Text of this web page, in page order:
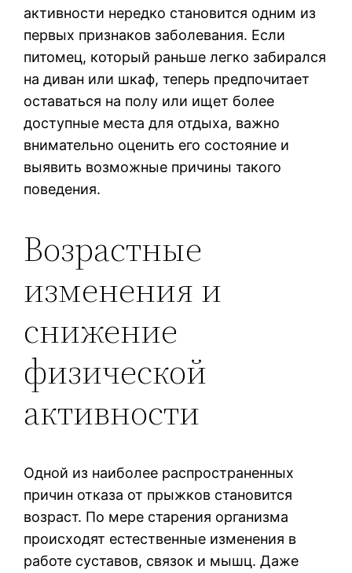
активности нередко становится одним из
первых признаков заболевания. Если
питомец, который раньше легко забирался
на диван или шкаф, теперь предпочитает
оставаться на полу или ищет более
доступные места для отдыха, важно
внимательно оценить его состояние и
выявить возможные причины такого
поведения.
Возрастные
изменения и
снижение
физической
активности
Одной из наиболее распространенных
причин отказа от прыжков становится
возраст. По мере старения организма
происходят естественные изменения в
работе суставов, связок и мышц. Даже